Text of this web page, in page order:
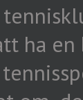
ha